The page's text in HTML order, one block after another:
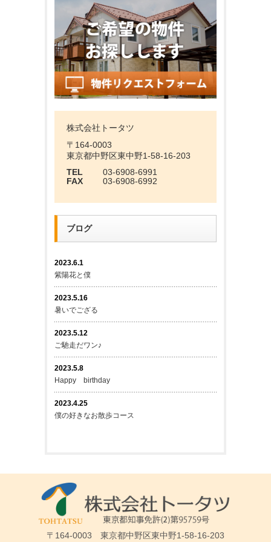
株式会社トータツ
〒164-0003
東京都中野区東中野1-58-16-203
TEL
03-6908-6991
FAX
03-6908-6992
ブログ
2023.6.1
紫陽花と僕
2023.5.16
暑いでござる
2023.5.12
ご馳走だワン♪
2023.5.8
Happy birthday
2023.4.25
僕の好きなお散歩コース
〒164-0003 東京都中野区東中野1-58-16-203